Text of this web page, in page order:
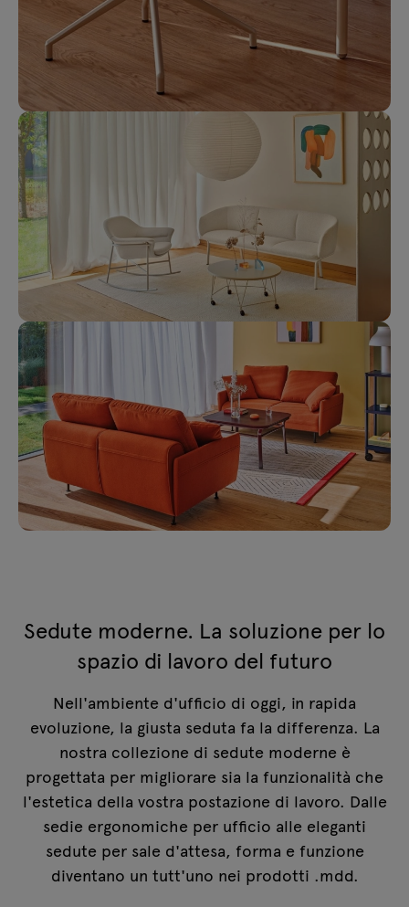
Sedute moderne. La soluzione per lo
spazio di lavoro del futuro
Nell'ambiente d'ufficio di oggi, in rapida
evoluzione, la giusta seduta fa la differenza. La
nostra collezione di sedute moderne è
progettata per migliorare sia la funzionalità che
l'estetica della vostra postazione di lavoro. Dalle
sedie ergonomiche per ufficio alle eleganti
sedute per sale d'attesa, forma e funzione
diventano un tutt'uno nei prodotti .mdd.